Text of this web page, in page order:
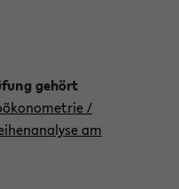
/
am